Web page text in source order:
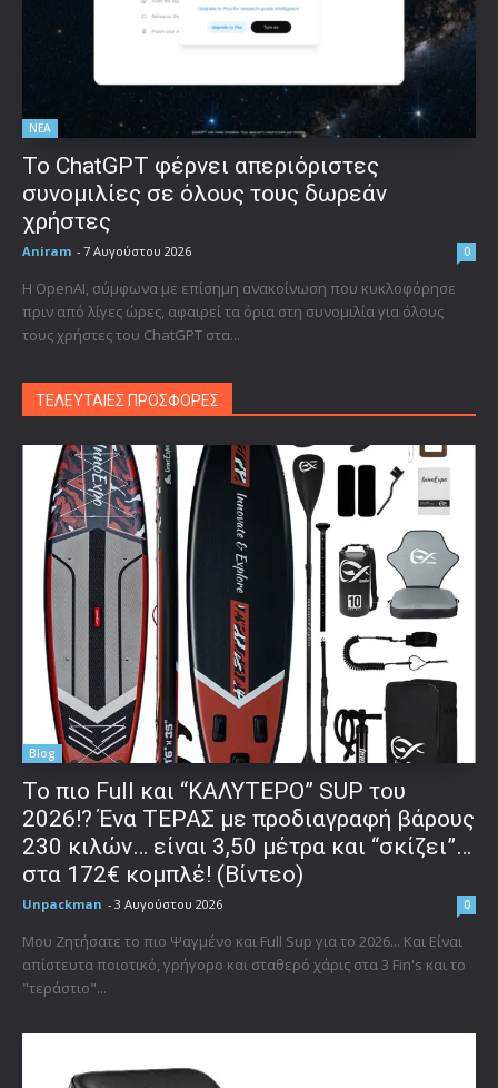
ΝΕΑ
Το ChatGPT φέρνει απεριόριστες
συνομιλίες σε όλους τους δωρεάν
χρήστες
Aniram - 7 Αυγούστου 2026 0
Η OpenAI, σύμφωνα με επίσημη ανακοίνωση που κυκλοφόρησε
πριν από λίγες ώρες, αφαιρεί τα όρια στη συνομιλία για όλους
τους χρήστες του ChatGPT στα...
ΤΕΛΕΥΤΑΙΕΣ ΠΡΟΣΦΟΡΕΣ
Blog
To πιο Full και “ΚΑΛΥΤΕΡΟ” SUP του
2026!? Ένα ΤΕΡΑΣ με προδιαγραφή βάρους
230 κιλών… είναι 3,50 μέτρα και “σκίζει”…
στα 172€ κομπλέ! (Βίντεο)
Unpackman - 3 Αυγούστου 2026 0
Μου Ζητήσατε το πιο Ψαγμένο και Full Sup για το 2026... Και Είναι
απίστευτα ποιοτικό, γρήγορο και σταθερό χάρις στα 3 Fin's και το
"τεράστιο"...